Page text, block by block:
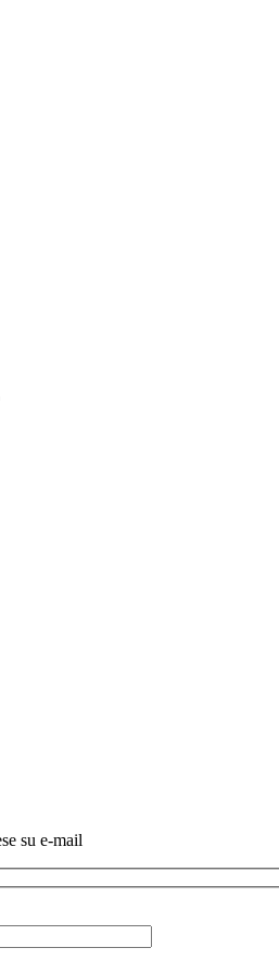
su e-mail